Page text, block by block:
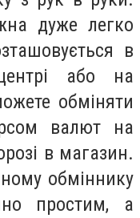
дуже легко
в
або на
обміняти
валют на
в магазин.
обміннику
простим, а